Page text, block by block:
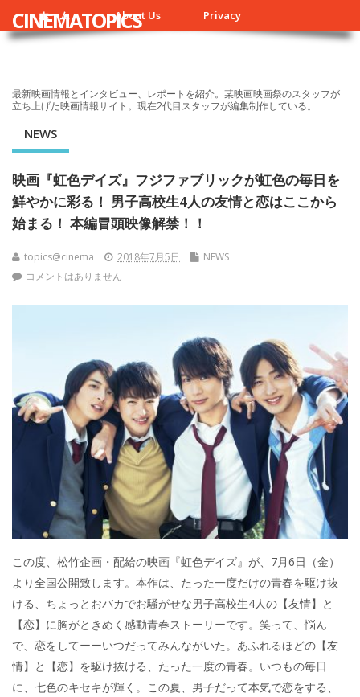
ホーム About Us Privacy
CINEMATOPICS
最新映画情報とインタビュー、レポートを紹介。某映画映画祭のスタッフが
立ち上げた映画情報サイト。現在2代目スタッフが編集制作している。
NEWS
映画『虹色デイズ』フジファブリックが虹色の毎日を
鮮やかに彩る！ 男子高校生4人の友情と恋はここから
始まる！ 本編冒頭映像解禁！！
topics@cinema 2018年7月5日
NEWS
コメントはありません
この度、松竹企画・配給の映画『虹色デイズ』が、7月6日（金）
より全国公開致します。本作は、たった一度だけの青春を駆け抜
ける、ちょっとおバカでお騒がせな男子高校生4人の【友情】と
【恋】に胸がときめく感動青春ストーリーです。笑って、悩ん
で、恋をしてーーいつだってみんながいた。あふれるほどの【友
情】と【恋】を駆け抜ける、たった一度の青春。いつもの毎日
に、七色のキセキが輝く。この夏、男子だって本気で恋をする、